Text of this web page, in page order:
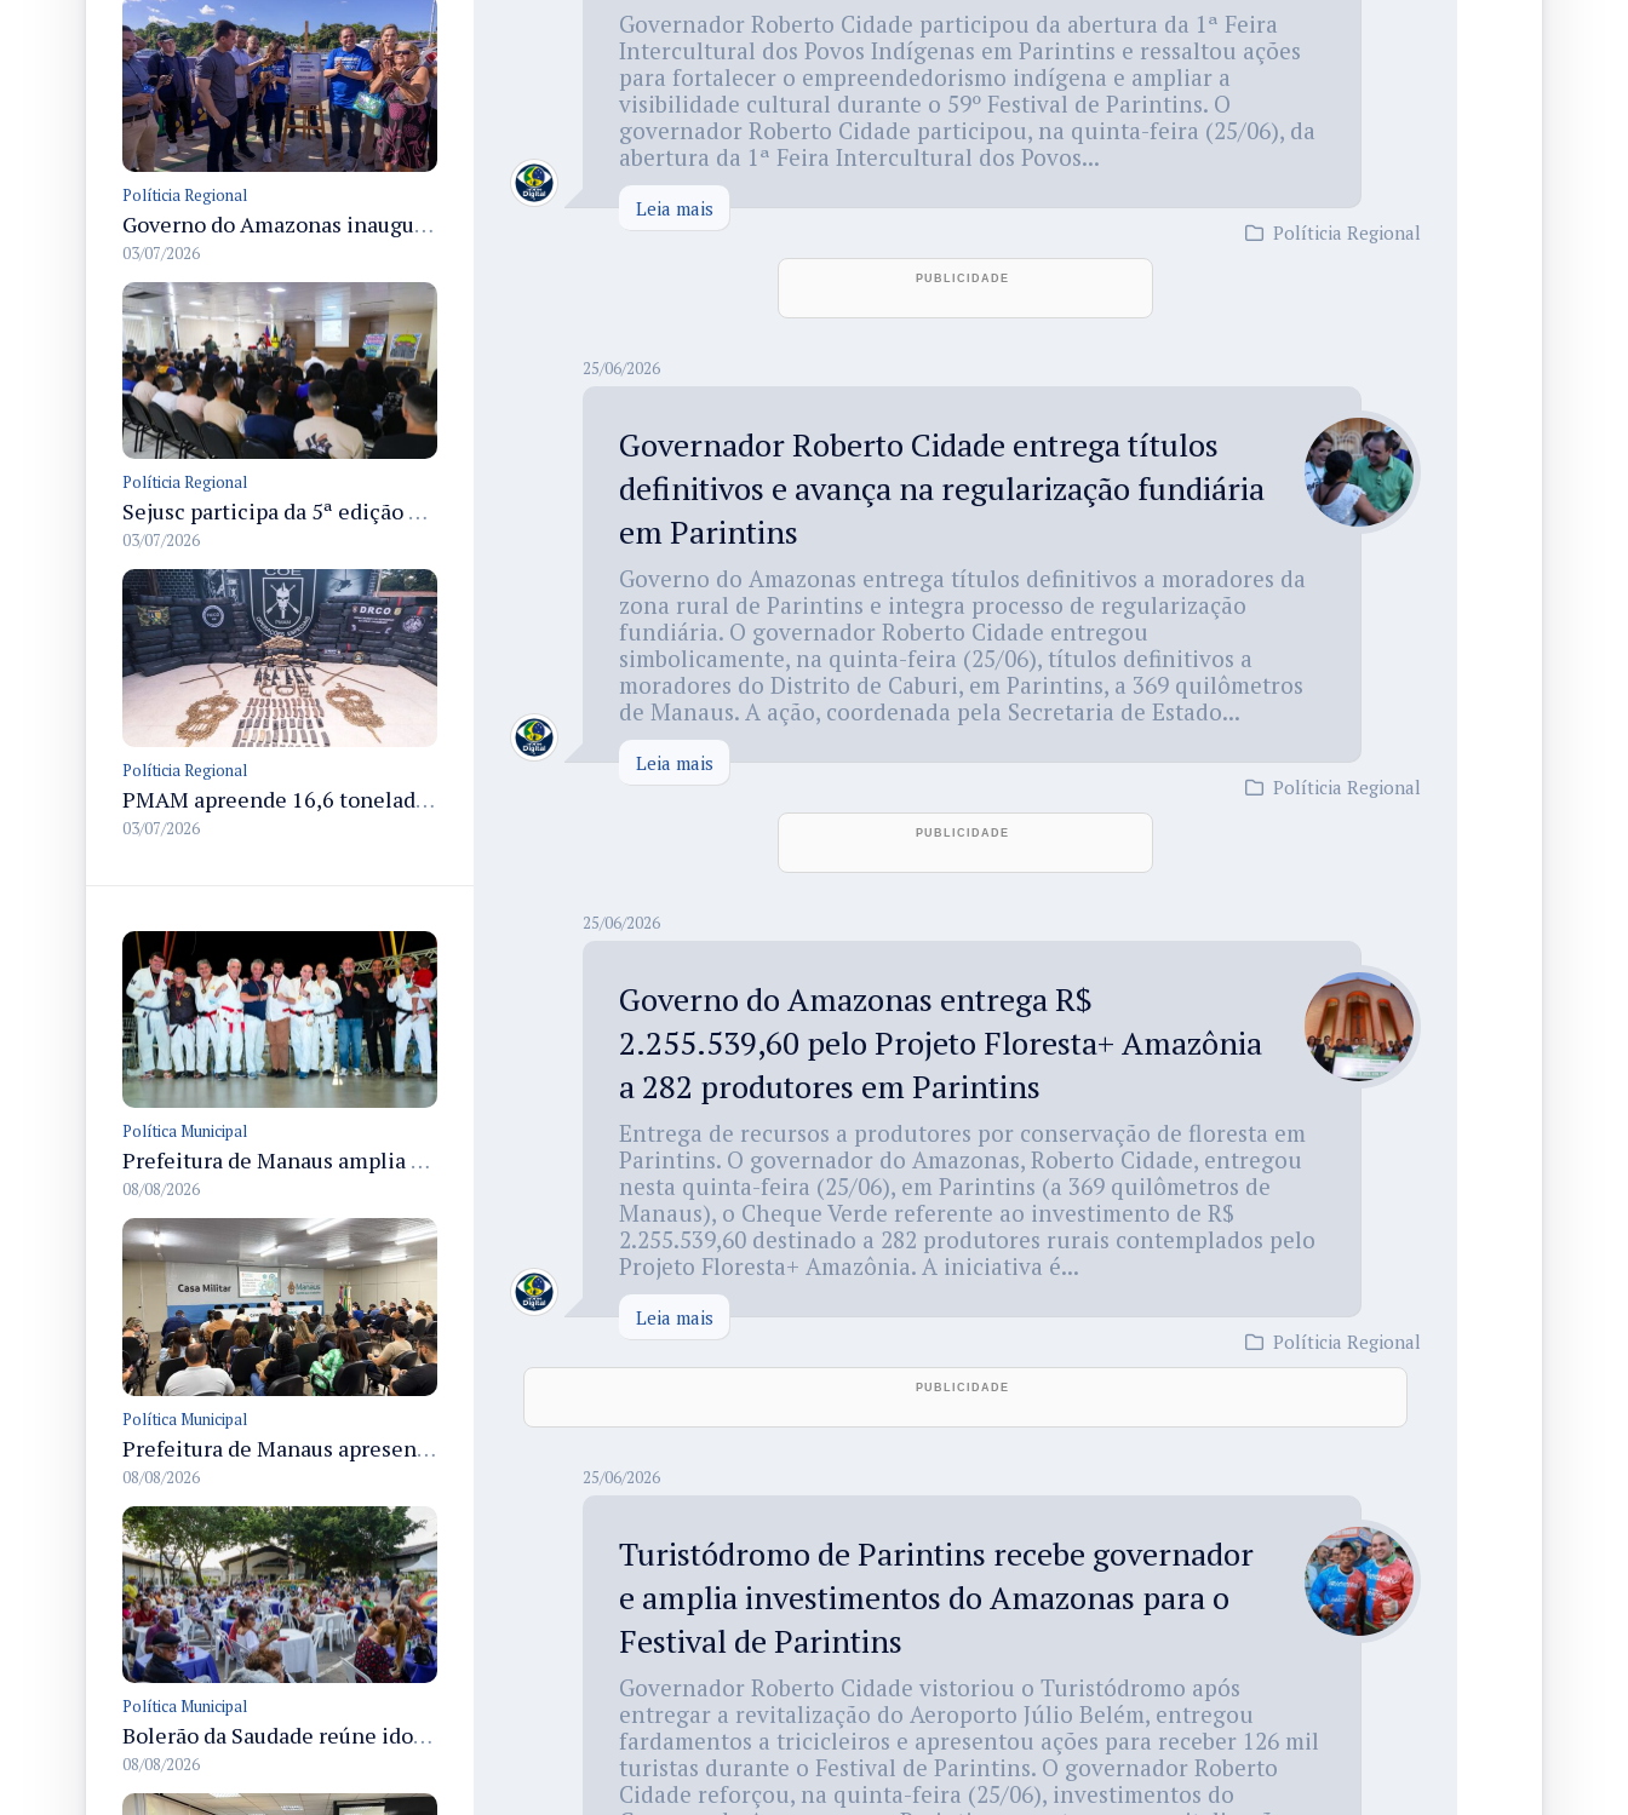
Políticia Regional
Governo do Amazonas inaugura primeiro Castramóvel Fluvial para atendimento veterinário às comunidades ribeirinhas e castração gratuita
03/07/2026
Políticia Regional
Sejusc participa da 5ª edição do Caminhos Literários com foco na cultura hip-hop nas unidades socioeducativas
03/07/2026
Políticia Regional
PMAM apreende 16,6 toneladas de entorpecentes e registra aumento nas prisões em flagrante e nas capturas de foragidos no primeiro semestre de 2026
03/07/2026
Política Municipal
Prefeitura de Manaus amplia apoio aos atletas de 100 para 150 beneficiados a partir do próximo ano
08/08/2026
Política Municipal
Prefeitura de Manaus apresenta Plano de Integridade da CGM e qualifica servidores para governança e conformidade no biênio 2027-2028
08/08/2026
Política Municipal
Bolerão da Saudade reúne idosos em Dia dos Pais promovido pela Fundação Dr. Thomas em Manaus
08/08/2026
Governador Roberto Cidade participou da abertura da 1ª Feira
Intercultural dos Povos Indígenas em Parintins e ressaltou ações
para fortalecer o empreendedorismo indígena e ampliar a
visibilidade cultural durante o 59º Festival de Parintins. O
governador Roberto Cidade participou, na quinta-feira (25/06), da
abertura da 1ª Feira Intercultural dos Povos...
Leia mais
Políticia Regional
25/06/2026
Governador Roberto Cidade entrega títulos
definitivos e avança na regularização fundiária
em Parintins
Governo do Amazonas entrega títulos definitivos a moradores da
zona rural de Parintins e integra processo de regularização
fundiária. O governador Roberto Cidade entregou
simbolicamente, na quinta-feira (25/06), títulos definitivos a
moradores do Distrito de Caburi, em Parintins, a 369 quilômetros
de Manaus. A ação, coordenada pela Secretaria de Estado...
Leia mais
Políticia Regional
25/06/2026
Governo do Amazonas entrega R$
2.255.539,60 pelo Projeto Floresta+ Amazônia
a 282 produtores em Parintins
Entrega de recursos a produtores por conservação de floresta em
Parintins. O governador do Amazonas, Roberto Cidade, entregou
nesta quinta-feira (25/06), em Parintins (a 369 quilômetros de
Manaus), o Cheque Verde referente ao investimento de R$
2.255.539,60 destinado a 282 produtores rurais contemplados pelo
Projeto Floresta+ Amazônia. A iniciativa é...
Leia mais
Políticia Regional
25/06/2026
Turistódromo de Parintins recebe governador
e amplia investimentos do Amazonas para o
Festival de Parintins
Governador Roberto Cidade vistoriou o Turistódromo após
entregar a revitalização do Aeroporto Júlio Belém, entregou
fardamentos a tricicleiros e apresentou ações para receber 126 mil
turistas durante o Festival de Parintins. O governador Roberto
Cidade reforçou, na quinta-feira (25/06), investimentos do